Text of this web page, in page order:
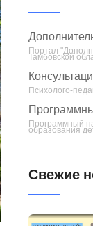
Портал
Тамбовской
Психолого-
Программный
образования
Свежие